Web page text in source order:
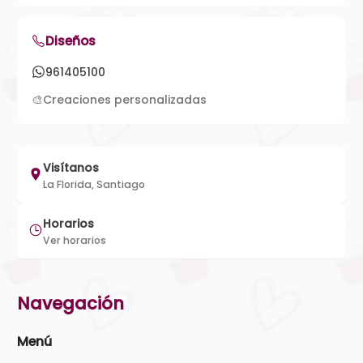
Diseños
961405100
🎨Creaciones personalizadas
Visítanos
La Florida, Santiago
Horarios
Ver horarios
Navegación
Menú